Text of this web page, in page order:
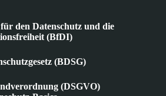
den Datenschutz und die
(BfDI)
(BDSG)
(DSGVO)